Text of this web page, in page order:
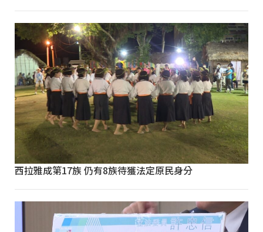
西拉雅成第17族 仍有8族待獲法定原民身分